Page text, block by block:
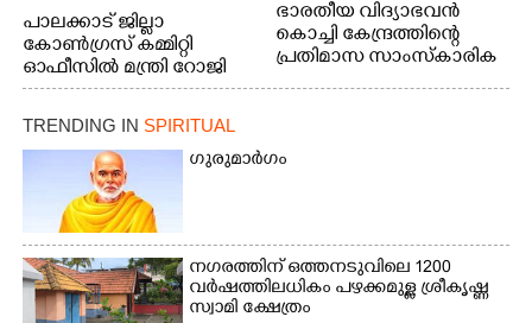
പാലക്കാട് ജില്ലാ
കോൺഗ്രസ് കമ്മിറ്റി
ഓഫീസിൽ മന്ത്രി റോജി
എം ജോണിന്
ഭാരതീയ വിദ്യാഭവൻ
കൊച്ചി കേന്ദ്രത്തിന്റെ
പ്രതിമാസ സാംസ്കാരിക
പട്ടേൽ സഭാഗൃഹത്തിൽ
എം. അക്ഷതയുടെ
കഥക് നൃത്തത്തിൽ നിന്ന്
TRENDING IN SPIRITUAL
ഗുരുമാർഗം
നഗരത്തിന് ഒത്തനടുവിലെ 1200
വർഷത്തിലധികം പഴക്കമുള്ള ശ്രീകൃഷ്ണ
സ്വാമി ക്ഷേത്രം